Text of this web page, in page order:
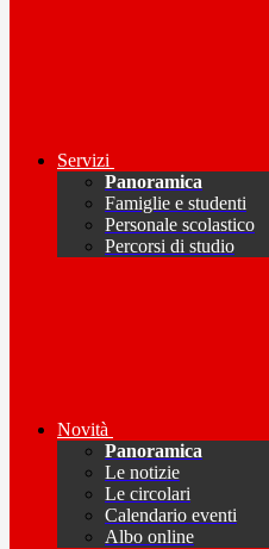
Servizi
Panoramica
Famiglie e studenti
Personale scolastico
Percorsi di studio
Novità
Panoramica
Le notizie
Le circolari
Calendario eventi
Albo online